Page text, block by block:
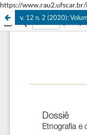
https://
v. 12 n. 2 (2020):